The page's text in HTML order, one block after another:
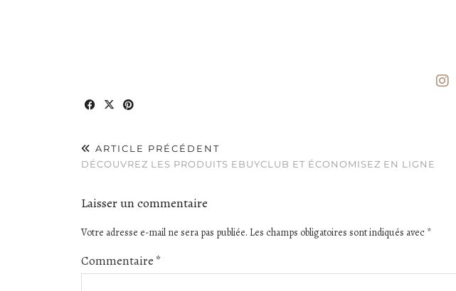
ARTICLE PRÉCÉDENT
DÉCOUVREZ LES PRODUITS EBUYCLUB ET ÉCONOMISEZ EN LIGNE
Laisser un commentaire
Votre adresse e-mail ne sera pas publiée. Les champs obligatoires sont indiqués avec *
Commentaire *